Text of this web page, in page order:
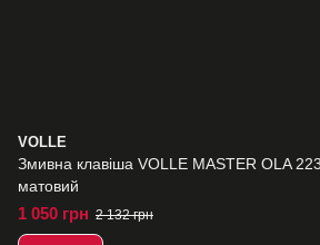
VOLLE
Змивна клавіша VOLLE MASTER OLA
матовий
1 050 грн 2 132 грн